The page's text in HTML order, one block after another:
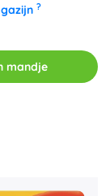
?
mandje